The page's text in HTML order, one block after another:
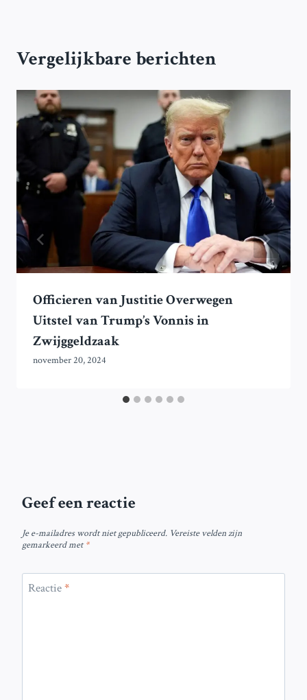
Vergelijkbare berichten
Officieren van Justitie Overwegen
Uitstel van Trump’s Vonnis in
Zwijggeldzaak
november 20, 2024
Geef een reactie
Je e-mailadres wordt niet gepubliceerd. Vereiste velden zijn
gemarkeerd met*
Reactie*